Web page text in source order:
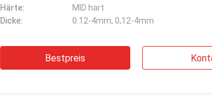
Härte:
MID hart
Dicke:
0.12-4mm, 0,12-4mm
Bestpreis